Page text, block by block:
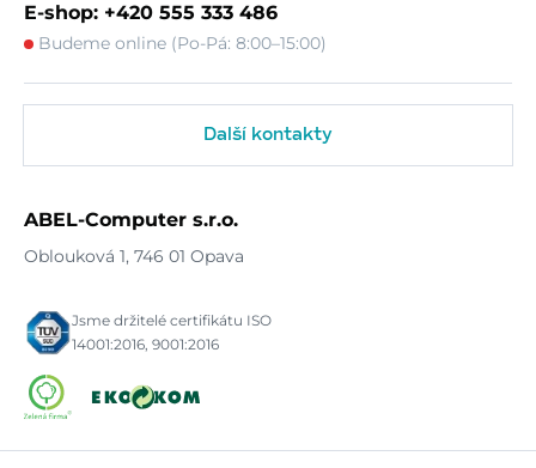
E-shop: +420 555 333 486
Budeme online (Po-Pá: 8:00–15:00)
Další kontakty
ABEL-Computer s.r.o.
Oblouková 1, 746 01 Opava
Jsme držitelé certifikátu ISO
14001:2016, 9001:2016